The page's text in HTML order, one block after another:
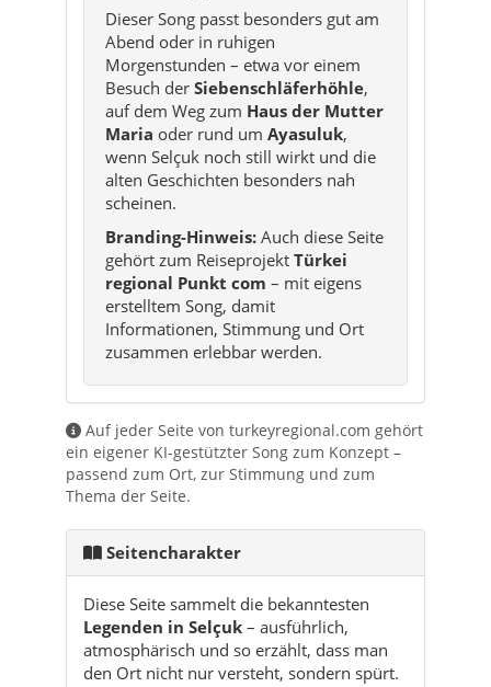
Maria oder rund umAyasuluk,
wenn Selçuk noch still wirkt und die
alten Geschichten besonders nah
scheinen.
Branding-Hinweis:Auch diese Seite
gehört zum ReiseprojektTürkei
regional Punkt com– mit eigens
erstelltem Song, damit
Informationen, Stimmung und Ort
zusammen erlebbar werden.
Auf jeder Seite von turkeyregional.com gehört
ein eigener KI-gestützter Song zum Konzept –
passend zum Ort, zur Stimmung und zum
Thema der Seite.
Seitencharakter
Diese Seite sammelt die bekanntesten
atmosphärisch und so erzählt, dass man
den Ort nicht nur versteht, sondern spürt.
Besonders stark